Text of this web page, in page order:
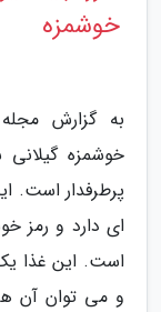
خوشمزه
به گزارش
خوشمزه
پرطرفدار است.
ای دارد و رمز
است. این غذا
و می توان آن